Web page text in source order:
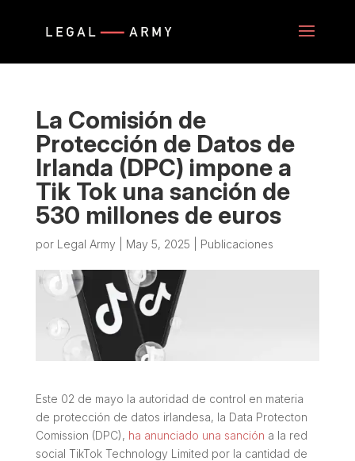
La Comisión de
Protección de Datos de
Irlanda (DPC) impone a
Tik Tok una sanción de
530 millones de euros
por Legal Army May 5, 2025 Publicaciones
Este 02 de mayo la autoridad de control en materia
de protección de datos irlandesa, la Data Protecton
Comission (DPC), ha anunciado una sanción a la red
social TikTok Technology Limited por la cantidad de